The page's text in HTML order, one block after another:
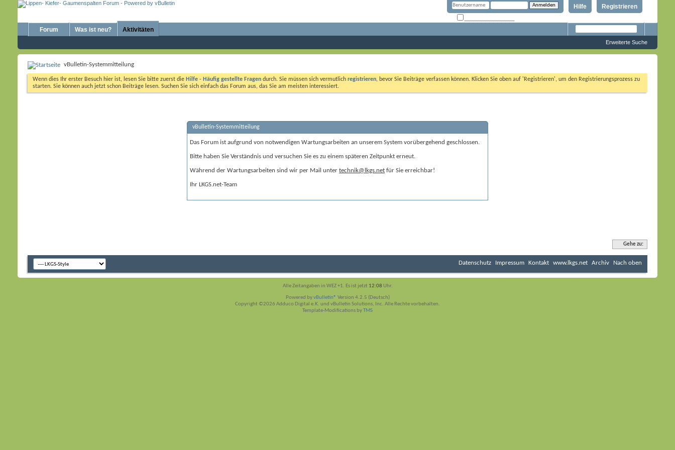
Registrieren
Hilfe
Forum Was ist neu? Aktivitäten
Erweiterte Suche
vBulletin-Systemmitteilung
Wenn dies Ihr erster Besuch hier ist, lesen Sie bitte zuerst die Hilfe - Häufig gestellte Fragen durch. Sie müssen sich vermutlich registrieren, bevor Sie Beiträge verfassen können. Klicken Sie oben auf 'Registrieren', um den Registrierungsprozess zu
starten. Sie können auch jetzt schon Beiträge lesen. Suchen Sie sich einfach das Forum aus, das Sie am meisten interessiert.
vBulletin-Systemmitteilung
Das Forum ist aufgrund von notwendigen Wartungsarbeiten an unserem System vorübergehend geschlossen.
Bitte haben Sie Verständnis und versuchen Sie es zu einem späteren Zeitpunkt erneut.
Während der Wartungsarbeiten sind wir per Mail unter technik@lkgs.net für Sie erreichbar!
Ihr LKGS.net-Team
Gehe zu:
Datenschutz Impressum Kontakt www.lkgs.net Archiv Nach oben
Alle Zeitangaben in WEZ +1. Es ist jetzt 12:08 Uhr.
Powered byvBulletin® Version 4.2.5 (Deutsch)
Copyright ©2026 Adduco Digital e.K. und vBulletin Solutions, Inc. Alle Rechte vorbehalten.
Template-Modifications byTMS